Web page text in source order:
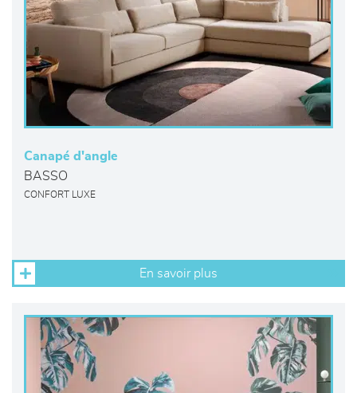
Canapé d'angle
BASSO
CONFORT LUXE
En savoir plus